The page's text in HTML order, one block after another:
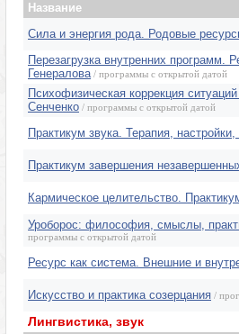
Название
Сила и энергия рода. Родовые
Перезагрузка внутренних программ.
Генералова / программы с открытой датой
Психофизическая коррекция
Сенченко / программы с открытой датой
Практикум звука. Терапия,
Практикум завершения
Кармическое целительство.
Уроборос: философия, смыслы,
программы с открытой датой
Ресурс как система. Внешние и
Искусство и практика созерцания /
Лингвистика, звук